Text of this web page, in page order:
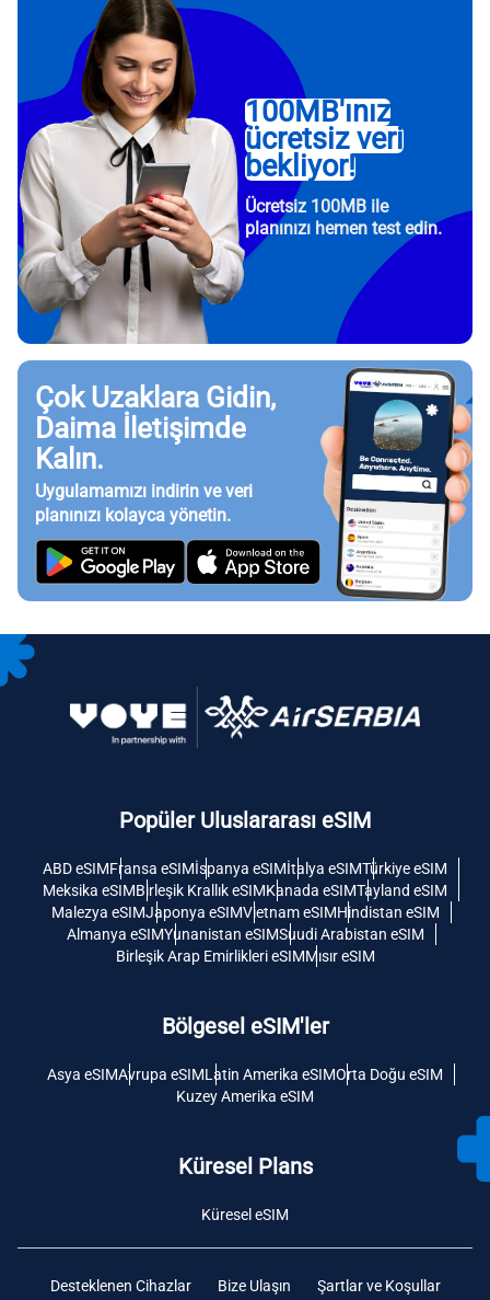
100MB'ınız
ücretsiz veri
bekliyor!
Ücretsiz 100MB ile
planınızı hemen test edin.
Çok Uzaklara Gidin,
Daima İletişimde
Kalın.
Uygulamamızı indirin ve veri
planınızı kolayca yönetin.
Popüler Uluslararası eSIM
ABD eSIMFransa eSIMİspanya eSIMİtalya eSIMTürkiye eSIM
Meksika eSIMBirleşik Krallık eSIMKanada eSIMTayland eSIM
Malezya eSIMJaponya eSIMVietnam eSIMHindistan eSIM
Almanya eSIMYunanistan eSIMSuudi Arabistan eSIM
Birleşik Arap Emirlikleri eSIMMısır eSIM
Bölgesel eSIM'ler
Asya eSIMAvrupa eSIMLatin Amerika eSIMOrta Doğu eSIM
Kuzey Amerika eSIM
Küresel Plans
Küresel eSIM
Desteklenen Cihazlar Bize Ulaşın Şartlar ve Koşullar